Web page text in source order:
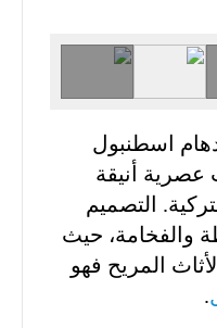
اسطنبول
عصرية أنيقة
التصميم
والفخامة، حيث
المريح فهو
.